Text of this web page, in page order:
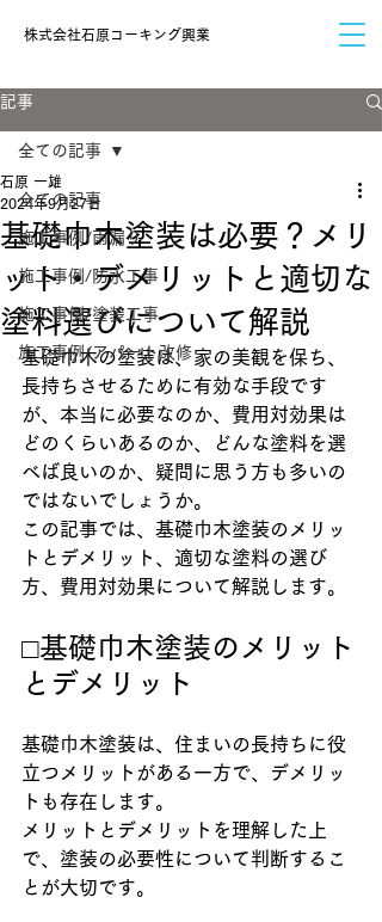
​株式会社石原コーキング興業
記事
全ての記事
施工事例/雨漏り
施工事例/防水工事
施工事例/塗装工事
施工事例/アパート改修
全ての記事
基礎巾木塗装は必要？メリ
ット・デメリットと適切な
塗料選びについて解説
石原 一雄
2024年9月27日
基礎巾木の塗装は、家の美観を保ち、
長持ちさせるために有効な手段です
が、本当に必要なのか、費用対効果は
どのくらいあるのか、どんな塗料を選
べば良いのか、疑問に思う方も多いの
ではないでしょうか。
この記事では、基礎巾木塗装のメリッ
トとデメリット、適切な塗料の選び
方、費用対効果について解説します。
□基礎巾木塗装のメリット
とデメリット
基礎巾木塗装は、住まいの長持ちに役
立つメリットがある一方で、デメリッ
トも存在します。
メリットとデメリットを理解した上
で、塗装の必要性について判断するこ
とが大切です。